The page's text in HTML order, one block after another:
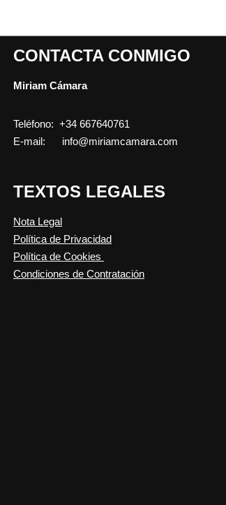
CONTACTA CONMIGO
Miriam Cámara
Teléfono: +34 667640761
E-mail: info@miriamcamara.com
TEXTOS LEGALES
Nota Legal
Política de Privacidad
Política de Cookies
Condiciones de Contratación